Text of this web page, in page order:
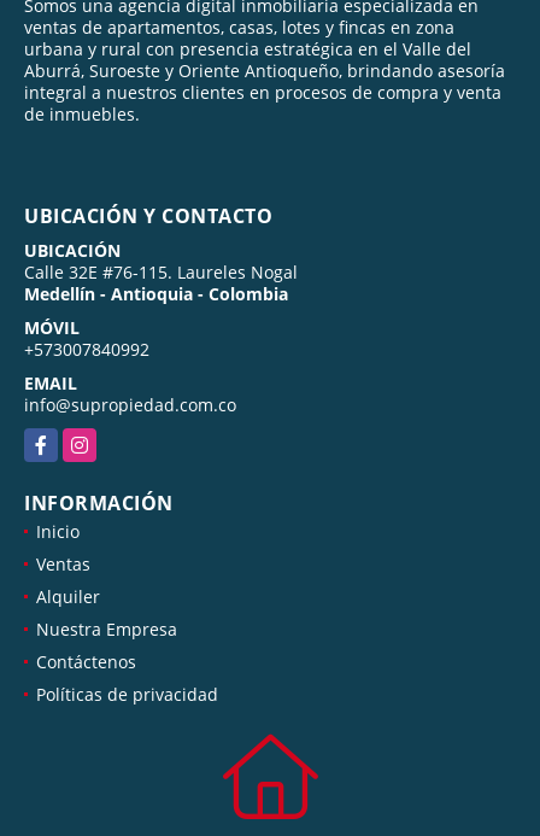
Somos una agencia digital inmobiliaria especializada en
ventas de apartamentos, casas, lotes y fincas en zona
urbana y rural con presencia estratégica en el Valle del
Aburrá, Suroeste y Oriente Antioqueño, brindando asesoría
integral a nuestros clientes en procesos de compra y venta
de inmuebles.
UBICACIÓN Y CONTACTO
UBICACIÓN
Calle 32E #76-115. Laureles Nogal
Medellín - Antioquia - Colombia
MÓVIL
+573007840992
EMAIL
info@supropiedad.com.co
FacebookInstagram
INFORMACIÓN
Inicio
Ventas
Alquiler
Nuestra Empresa
Contáctenos
Políticas de privacidad